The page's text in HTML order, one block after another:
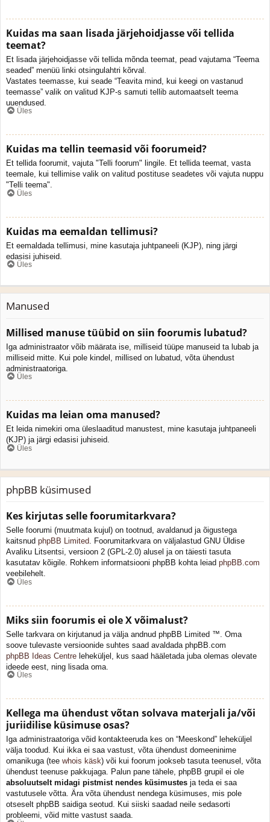
Kuidas ma saan lisada järjehoidjasse või tellida
teemat?
Et lisada järjehoidjasse või tellida mõnda teemat, pead vajutama “Teema
seaded” menüü linki otsingulahtri kõrval.
Vastates teemasse, kui seade “Teavita mind, kui keegi on vastanud
teemasse” valik on valitud KJP-s samuti tellib automaatselt teema
uuendused.
Üles
Kuidas ma tellin teemasid või foorumeid?
Et tellida foorumit, vajuta "Telli foorum" lingile. Et tellida teemat, vasta
teemale, kui tellimise valik on valitud postituse seadetes või vajuta nuppu
"Telli teema".
Üles
Kuidas ma eemaldan tellimusi?
Et eemaldada tellimusi, mine kasutaja juhtpaneeli (KJP), ning järgi
edasisi juhiseid.
Üles
Manused
Millised manuse tüübid on siin foorumis lubatud?
Iga administraator võib määrata ise, milliseid tüüpe manuseid ta lubab ja
milliseid mitte. Kui pole kindel, millised on lubatud, võta ühendust
administraatoriga.
Üles
Kuidas ma leian oma manused?
Et leida nimekiri oma üleslaaditud manustest, mine kasutaja juhtpaneeli
(KJP) ja järgi edasisi juhiseid.
Üles
phpBB küsimused
Kes kirjutas selle foorumitarkvara?
Selle foorumi (muutmata kujul) on tootnud, avaldanud ja õigustega
kaitsnud phpBB Limited. Foorumitarkvara on väljalastud GNU Üldise
Avaliku Litsentsi, versioon 2 (GPL-2.0) alusel ja on täiesti tasuta
kasutatav kõigile. Rohkem informatsiooni phpBB kohta leiad phpBB.com
veebilehelt.
Üles
Miks siin foorumis ei ole X võimalust?
Selle tarkvara on kirjutanud ja välja andnud phpBB Limited ™. Oma
soove tulevaste versioonide suhtes saad avaldada phpBB.com
phpBB Ideas Centre leheküljel, kus saad hääletada juba olemas olevate
ideede eest, ning lisada oma.
Üles
Kellega ma ühendust võtan solvava materjali ja/või
juriidilise küsimuse osas?
Iga administraatoriga võid kontakteeruda kes on “Meeskond” leheküljel
välja toodud. Kui ikka ei saa vastust, võta ühendust domeeninime
omanikuga (tee whois käsk) või kui foorum jookseb tasuta teenusel, võta
ühendust teenuse pakkujaga. Palun pane tähele, phpBB grupil ei ole
absoluutselt midagi pistmist nendes küsimustes ja teda ei saa
vastutusele võtta. Ära võta ühendust nendega küsimuses, mis pole
otseselt phpBB saidiga seotud. Kui siiski saadad neile sedasorti
probleemi, võid mitte vastust saada.